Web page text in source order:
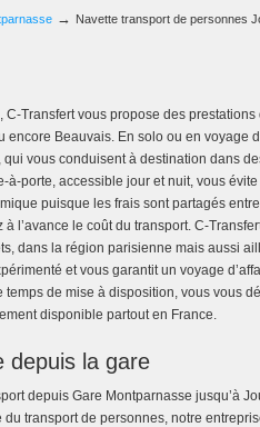
→ Navette transport de personnes
C-Transfert vous propose des
Beauvais. En solo ou en voyage
vous conduisent à destination dans
porte, accessible jour et nuit, vous
puisque les frais sont partagés
l’avance le coût du transport. C-
dans la région parisienne mais aussi
et vous garantit un voyage
de mise à disposition, vous vous
disponible partout en France.
depuis la gare
depuis Gare Montparnasse jusqu’à
transport de personnes, notre